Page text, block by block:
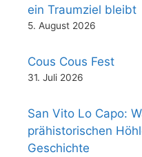
ein Traumziel bleibt
5. August 2026
Cous Cous Fest
31. Juli 2026
San Vito Lo Capo:
prähistorischen
Geschichte